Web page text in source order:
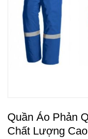
Quần Áo Phản
Chất Lượng